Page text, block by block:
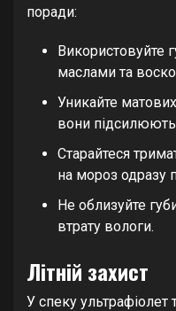
поради:
Використовуйте
маслами та
Уникайте
вони підсилюють
Старайтеся
на мороз одразу
Не облизуйте
втрату вологи.
Літній захист
У спеку ультрафіолет